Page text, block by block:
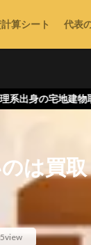
算シート 代表
物取引士が語る
は買